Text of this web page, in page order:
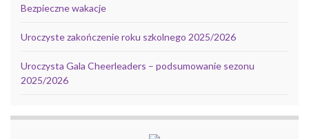
Bezpieczne wakacje
Uroczyste zakończenie roku szkolnego 2025/2026
Uroczysta Gala Cheerleaders – podsumowanie sezonu
2025/2026